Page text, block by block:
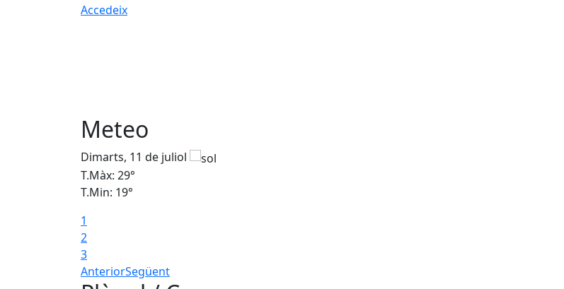
Accedeix
Meteo
Dimarts, 11 de juliol
T.Màx: 29°
T.Min: 19°
1
2
3
AnteriorSegüent